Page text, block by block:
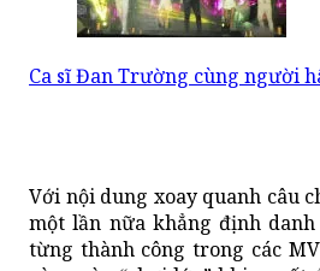
Ca sĩ Đan Trường cùng người
Với nội dung xoay quanh câu
một lần nữa khẳng định
từng thành công trong các